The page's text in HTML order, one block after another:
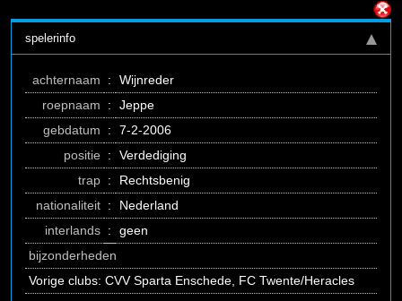
spelerinfo
achternaam :
Wijnreder
roepnaam
:
Jeppe
gebdatum
:
7-2-2006
positie :
Verdediging
trap :
Rechtsbenig
nationaliteit :
Nederland
interlands :
geen
bijzonderheden
Vorige clubs: CVV Sparta Enschede, FC Twente/Heracles